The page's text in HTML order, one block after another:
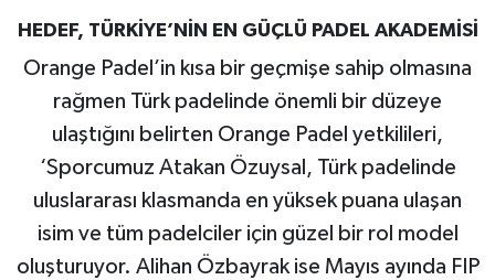
HEDEF, TÜRKİYE’NİN EN GÜÇLÜ PADEL AKADEMİSİ
Orange Padel’in kısa bir geçmişe sahip olmasına
rağmen Türk padelinde önemli bir düzeye
ulaştığını belirten Orange Padel yetkilileri,
‘Sporcumuz Atakan Özuysal, Türk padelinde
uluslararası klasmanda en yüksek puana ulaşan
isim ve tüm padelciler için güzel bir rol model
oluşturuyor. Alihan Özbayrak ise Mayıs ayında FIP